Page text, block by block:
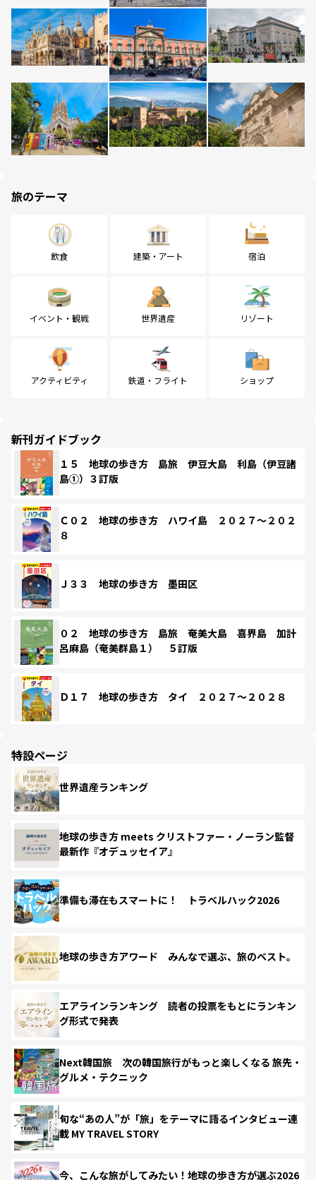
旅のテーマ
飲食 建築・アート 宿泊
イベント・観戦 世界遺産 リゾート
アクティビティ 鉄道・フライト ショップ
新刊ガイドブック
１５ 地球の歩き方 島旅 伊豆大島 利島（伊豆諸
島①）３訂版
Ｃ０２ 地球の歩き方 ハワイ島 ２０２７～２０２
８
Ｊ３３ 地球の歩き方 墨田区
０２ 地球の歩き方 島旅 奄美大島 喜界島 加計
呂麻島（奄美群島１） ５訂版
Ｄ１７ 地球の歩き方 タイ ２０２７～２０２８
特設ページ
世界遺産ランキング
地球の歩き方 meets クリストファー・ノーラン監督
最新作『オデュッセイア』
準備も滞在もスマートに！ トラベルハック2026
地球の歩き方アワード みんなで選ぶ、旅のベスト。
エアラインランキング 読者の投票をもとにランキン
グ形式で発表
Next韓国旅 次の韓国旅行がもっと楽しくなる 旅先・
グルメ・テクニック
旬な“あの人”が「旅」をテーマに語るインタビュー連
載 MY TRAVEL STORY
今、こんな旅がしてみたい！地球の歩き方が選ぶ2026